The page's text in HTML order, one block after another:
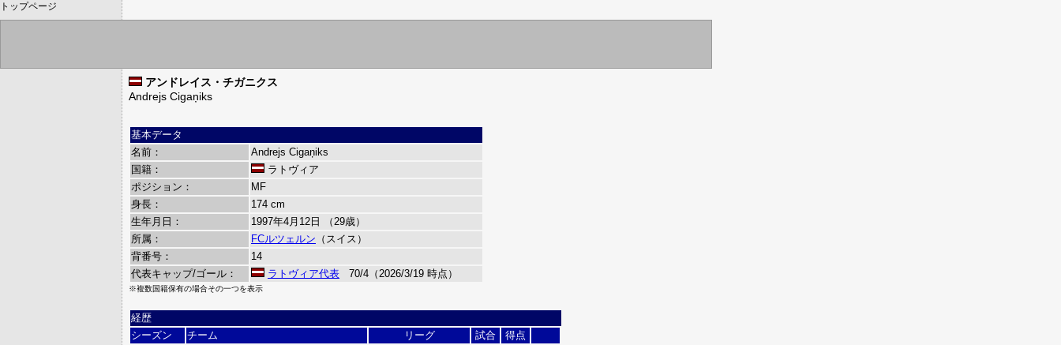
トップページ
アンドレイス・チガニクス
Andrejs Cigaņiks
基本データ
名前：
Andrejs Cigaņiks
国籍：
ラトヴィア
ポジション：
MF
身長：
174 cm
生年月日：
1997年4月12日 （29歳）
所属：
FCルツェルン （スイス）
背番号：
14
代表キャップ/ゴール：
ラトヴィア代表 70/4（2026/3/19 時点）
※複数国籍保有の場合その一つを表示
経歴
シーズン
チーム リーグ 試合
得点